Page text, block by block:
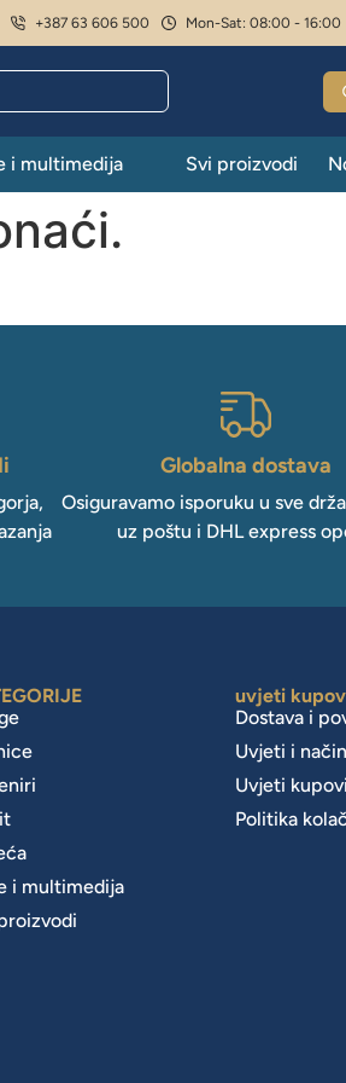
+387 63 606 500 Mon-Sat: 08:00 - 16:00
i multimedija Svi proizvodi
Globalna dostava
Osiguravamo isporuku u sve
uz poštu i DHL express
i multimedija
uvjeti
Dostava i
Uvjeti i
Uvjeti
Politika